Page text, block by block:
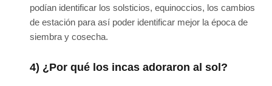
podían identificar los solsticios, equinoccios, los cambios
de estación para así poder identificar mejor la época de
siembra y cosecha.
4) ¿Por qué los incas adoraron al sol?